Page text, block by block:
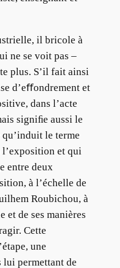
il bricole à
ne se voit pas –
plus. S’il fait ainsi
d’eﬀondrement et
dans l’acte
signiﬁe aussi le
qu’induit le terme
l’exposition et qui
entre deux
à l’échelle de
Roubichou, à
et de ses manières
Cette
une
lui permettant de